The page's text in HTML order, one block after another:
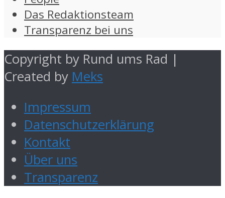
Das Redaktionsteam
Transparenz bei uns
Copyright by Rund ums Rad |
Created by Meks
Impressum
Datenschutzerklärung
Kontakt
Über uns
Transparenz